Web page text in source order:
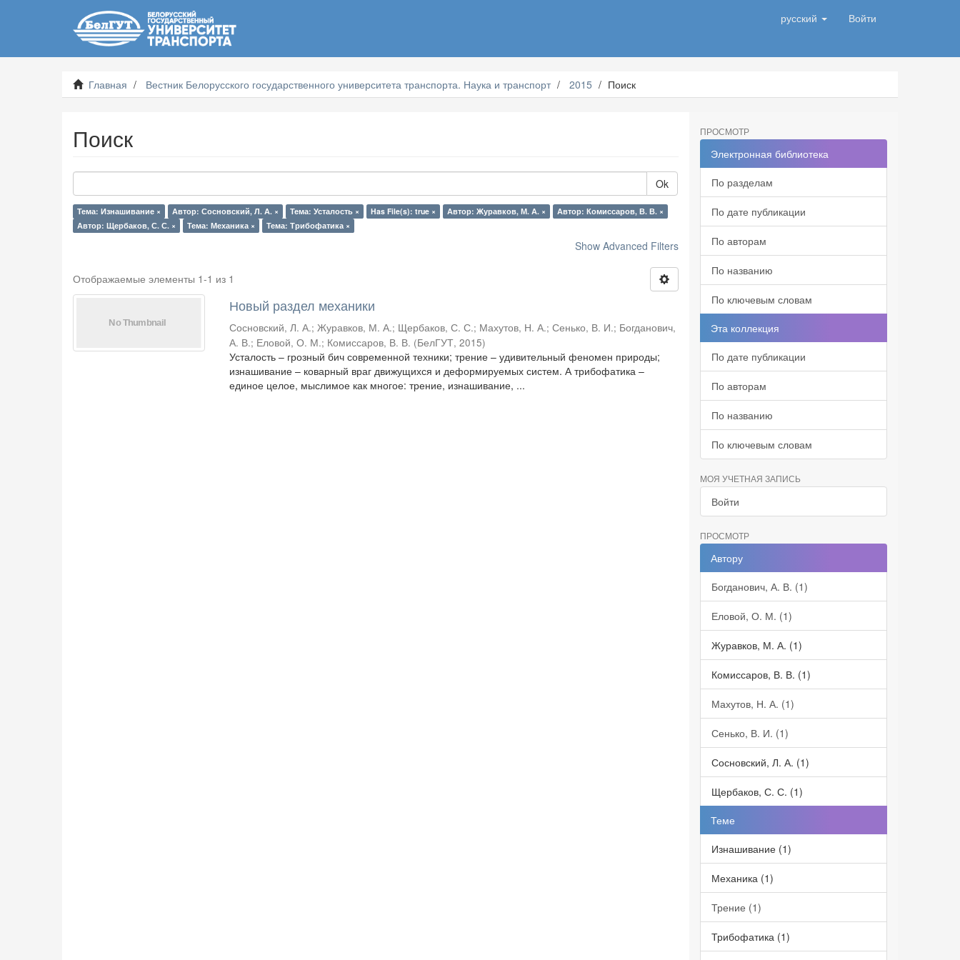
русский Войти
Главная Вестник Белорусского государственного университета транспорта. Наука и транспорт 2015 Поиск
Поиск
Ok
Тема: Изнашивание × Автор: Сосновский, Л. А. × Тема: Усталость × Has File(s): true × Автор: Журавков, М. А. ×
Автор: Комиссаров, В. В. ×
Автор: Щербаков, С. С. ×
Тема: Механика × Тема: Трибофатика ×
Show Advanced Filters
Отображаемые элементы 1-1 из 1
Новый раздел механики
Сосновский, Л. А.;Журавков, М. А.; Щербаков, С. С.; Махутов, Н. А.;Сенько, В. И.; Богданович,
А. В.; Еловой, О. М.; Комиссаров, В. В. (БелГУТ,2015)
Усталость – грозный бич современной техники; трение – удивительный феномен природы;
изнашивание – коварный враг движущихся и деформируемых систем. А трибофатика –
единое целое, мыслимое как многое: трение, изнашивание, ...
ПРОСМОТР
Электронная библиотека
По разделам
По дате публикации
По авторам
По названию
По ключевым словам
Эта коллекция
По дате публикации
По авторам
По названию
По ключевым словам
МОЯ УЧЕТНАЯ ЗАПИСЬ
Войти
ПРОСМОТР
Автору
Богданович, А. В. (1)
Еловой, О. М. (1)
Журавков, М. А. (1)
Комиссаров, В. В. (1)
Махутов, Н. А. (1)
Сенько, В. И. (1)
Сосновский, Л. А. (1)
Щербаков, С. С. (1)
Теме
Изнашивание (1)
Механика (1)
Трение (1)
Трибофатика (1)